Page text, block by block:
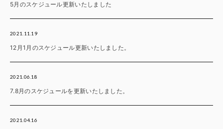
5月のスケジュール更新いたしました
2021.11.19
12月1月のスケジュール更新いたしました。
2021.06.18
7.8月のスケジュールを更新いたしました。
2021.04.16